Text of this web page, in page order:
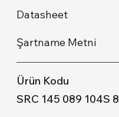
SRC 145 089 104S